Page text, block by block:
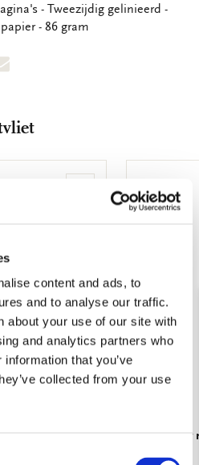
content and ads, to
and to analyse our traffic.
about your use of our site with
and analytics partners who
that you’ve
collected from your use
- Tweezijdig gelinieerd -
- 86 gram
Deel
mail
Toevoegen